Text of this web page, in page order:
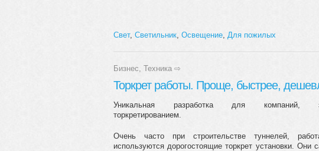
Свет, Светильник Освещение Для пожилых
Бизнес Техника ⇨
Торкрет работы. Проще, быстрее,
Уникальная разработка для компаний,
торкретированием.
Очень часто при строительстве туннелей,
используются дорогостоящие торкрет установки. Они